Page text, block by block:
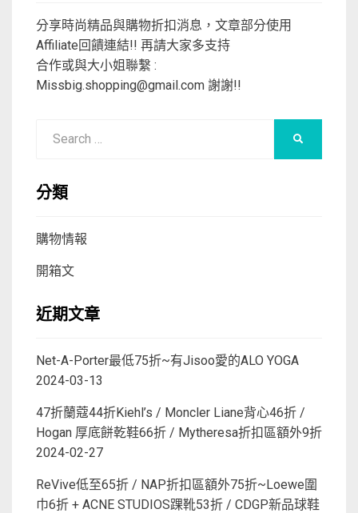
分享時尚精品與購物折扣消息，文章部分使用
Affiliate回饋連結!! 再請大家多支持
合作或與大小姐聯繫 :
Missbig.shopping@gmail.com 謝謝!!
分類
購物情報
開箱文
近期文章
Net-A-Porter最低75折~有Jisoo愛的ALO YOGA
2024-03-13
47折蘭蔻44折Kiehl’s / Moncler Liane背心46折 /
Hogan 厚底餅乾鞋66折 / Mytheresa折扣區額外9折
2024-02-27
ReVive低至65折 / NAP折扣區額外75折~Loewe圍
巾6折 + ACNE STUDIOS踝靴53折 / CDGP新品球鞋